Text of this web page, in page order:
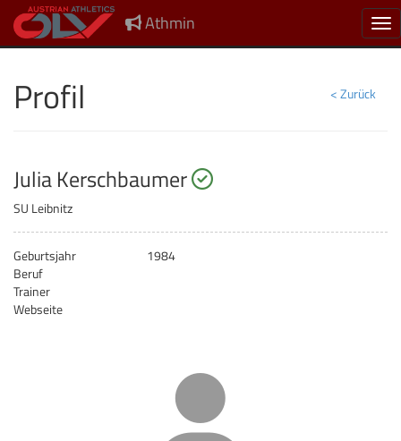
Athmin
< Zurück
Profil
Julia Kerschbaumer startberechtigt
SU Leibnitz
Geburtsjahr
1984
Beruf
Trainer
Webseite